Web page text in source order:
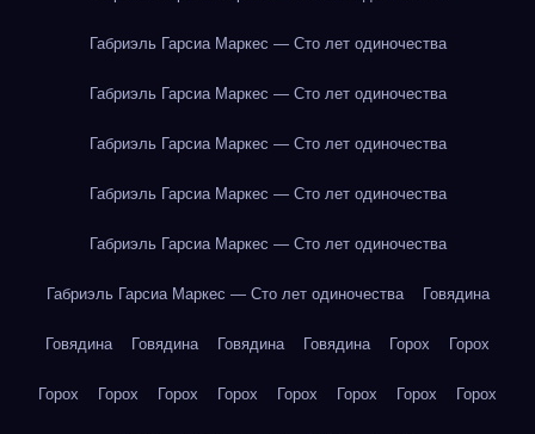
Габриэль Гарсиа Маркес — Сто лет одиночества
Габриэль Гарсиа Маркес — Сто лет одиночества
Габриэль Гарсиа Маркес — Сто лет одиночества
Габриэль Гарсиа Маркес — Сто лет одиночества
Габриэль Гарсиа Маркес — Сто лет одиночества
Габриэль Гарсиа Маркес — Сто лет одиночества Говядина
Говядина Говядина Говядина Говядина Горох Горох
Горох Горох Горох Горох Горох Горох Горох Горох